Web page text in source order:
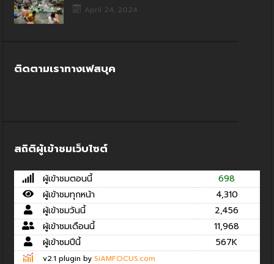
April 24, 2024
ติดตามเราทางเฟสบุค
สถิติผู้เข้าชมเว็บไซต์
ผู้เข้าชมตอนนี้
698
ผู้เข้าชมทุกหน้า
4,310
ผู้เข้าชมวันนี้
2,456
ผู้เข้าชมเดือนนี้
11,968
ผู้เข้าชมปีนี้
567K
v2.1 plugin by SiAMFOCUS.com